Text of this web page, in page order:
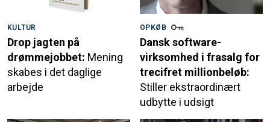
KULTUR
Drop jagten på
drømmejobbet: Mening
skabes i det daglige
arbejde
OPKØB
Dansk software-
virksomhed i frasalg for
trecifret millionbeløb:
Stiller ekstraordinært
udbytte i udsigt